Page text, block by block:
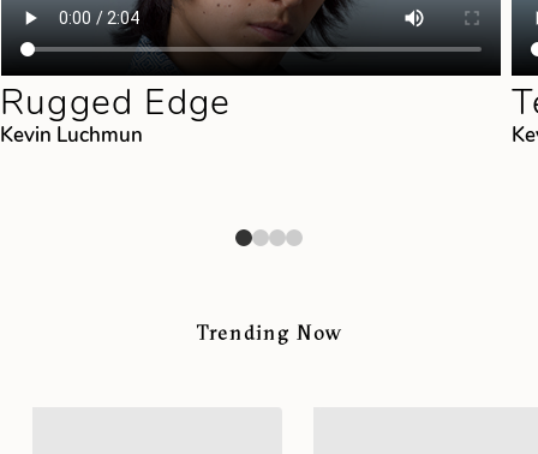
Rugged Edge
Kevin Luchmun
Trending Now